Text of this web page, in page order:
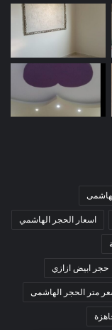
اسعار الحجر الهاشمي
حجر ابيض ازازي
متر الحجر الهاشمى